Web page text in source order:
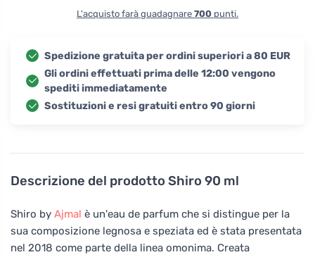
Descrizione del prodotto Shiro 90 ml
Shiro by Ajmal è un'eau de parfum che si distingue per la
sua composizione legnosa e speziata ed è stata presentata
nel 2018 come parte della linea omonima. Creata
L'acquisto farà guadagnare 700 punti.
Spedizione gratuita per ordini superiori a 80 EUR
Gli ordini effettuati prima delle 12:00 vengono
spediti immediatamente
Sostituzioni e resi gratuiti entro 90 giorni